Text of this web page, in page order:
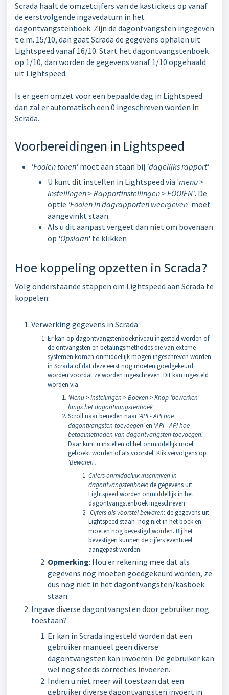
Scrada haalt de omzetcijfers van de kastickets op vanaf
de eerstvolgende ingavedatum in het
dagontvangstenboek. Zijn de dagontvangsten ingegeven
t.e.m. 15/10, dan gaat Scrada de gegevens ophalen uit
Lightspeed vanaf 16/10. Start het dagontvangstenboek
op 1/10, dan worden de gegevens vanaf 1/10 opgehaald
uit Lightspeed.
Is er geen omzet voor een bepaalde dag in Lightspeed
dan zal er automatisch een 0 ingeschreven worden in
Scrada.
Voorbereidingen in Lightspeed
'Fooien tonen' moet aan staan bij 'dagelijks rapport'.
U kunt dit instellen in Lightspeed via 'menu >
Instellingen > Rapportinstellingen > FOOIEN'. De
optie 'Fooien in dagrapporten weergeven' moet
aangevinkt staan.
Als u dit aanpast vergeet dan niet om bovenaan
op 'Opslaan' te klikken
Hoe koppeling opzetten in Scrada?
Volg onderstaande stappen om Lightspeed aan Scrada te
koppelen:
Verwerking gegevens in Scrada
Er kan op dagontvangstenboekniveau ingesteld worden of
de ontvangsten en betalingsmethodes die van externe
systemen komen onmiddellijk mogen ingeschreven worden
in Scrada of dat deze eerst nog moeten goedgekeurd
worden voordat ze worden ingeschreven. Dit kan ingesteld
worden via:
'Menu > Instellingen > Boeken > Knop 'bewerken'
langs het dagontvangstenboek'
Scroll naar beneden naar‘API - API hoe
dagontvangsten toevoegen’en ‘API - API hoe
betaalmethoden van dagontvangsten toevoegen’.
Daar kunt u instellen of het onmiddellijk moet
geboekt worden of als voorstel. Klik vervolgens op
'Bewaren'.
Cijfers onmiddellijk inschrijven in
dagontvangstenboek: de gegevens uit
Lightspeed worden onmiddellijk in het
dagontvangstenboek ingeschreven.
Cijfers als voorstel bewaren: de gegevens uit
Lightspeed staan nog niet in het boek en
moeten nog bevestigd worden. Bij het
bevestigen kunnen de cijfers eventueel
aangepast worden.
Opmerking: Hou er rekening mee dat als
gegevens nog moeten goedgekeurd worden, ze
dus nog niet in het dagontvangsten/kasboek
staan.
Ingave diverse dagontvangsten door gebruiker nog
toestaan?
Er kan in Scrada ingesteld worden dat een
gebruiker manueel geen diverse
dagontvangsten kan invoeren. De gebruiker kan
wel nog steeds correcties invoeren.
Indien u niet meer wil toestaan dat een
gebruiker diverse dagontvangsten invoert in